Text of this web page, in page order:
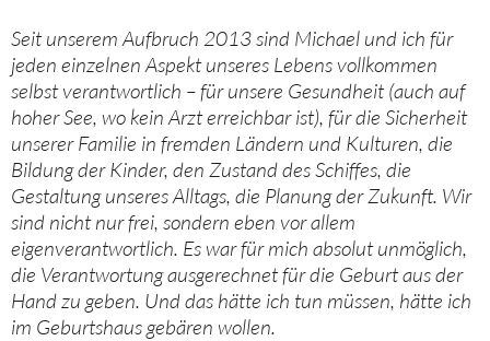
Seit unserem Aufbruch 2013 sind Michael und ich für
jeden einzelnen Aspekt unseres Lebens vollkommen
selbst verantwortlich – für unsere Gesundheit (auch auf
hoher See, wo kein Arzt erreichbar ist), für die Si­cherheit
unserer Familie in fremden Ländern und Kulturen, die
Bildung der Kinder, den Zustand des Schiffes, die
Gestaltung unseres Alltags, die Planung der Zukunft. Wir
sind nicht nur frei, sondern eben vor allem
eigenverantwortlich. Es war für mich absolut unmöglich,
die Verantwortung ausgerechnet für die Geburt aus der
Hand zu geben. Und das hätte ich tun müssen, hätte ich
im Geburtshaus gebären wollen.